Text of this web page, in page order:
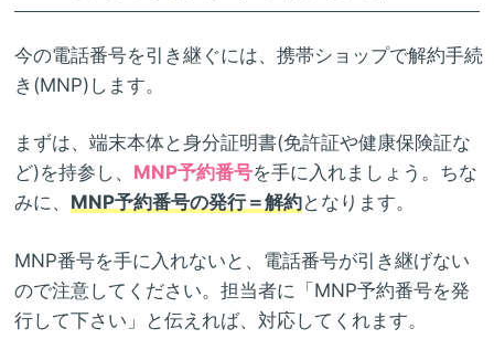
今の電話番号を引き継ぐには、携帯ショップで解約手続
き(MNP)します。
まずは、端末本体と身分証明書(免許証や健康保険証な
ど)を持参し、 MNP予約番号を手に入れましょう。ちな
みに、 MNP予約番号の発行＝解約となります。
MNP番号を手に入れないと、電話番号が引き継げない
ので注意してください。担当者に「MNP予約番号を発
行して下さい」と伝えれば、対応してくれます。